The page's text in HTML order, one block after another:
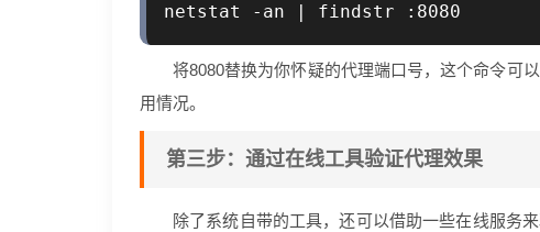
将8080替换为你怀疑的代理端口号，这个命令可
用情况。
第三步：通过在线工具验证代理效果
除了系统自带的工具，还可以借助一些在线服务